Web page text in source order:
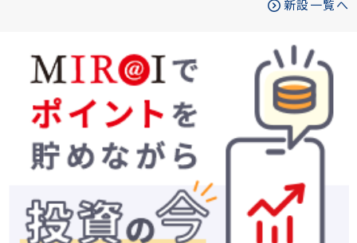
新設一覧へ